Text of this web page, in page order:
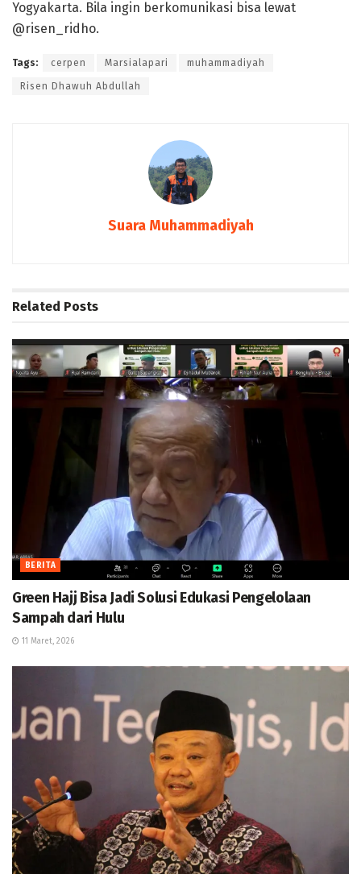
Yogyakarta. Bila ingin berkomunikasi bisa lewat
@risen_ridho.
Tags: cerpen Marsialapari muhammadiyah
Risen Dhawuh Abdullah
Suara Muhammadiyah
Related Posts
BERITA
Green Hajj Bisa Jadi Solusi Edukasi Pengelolaan
Sampah dari Hulu
11 Maret, 2026